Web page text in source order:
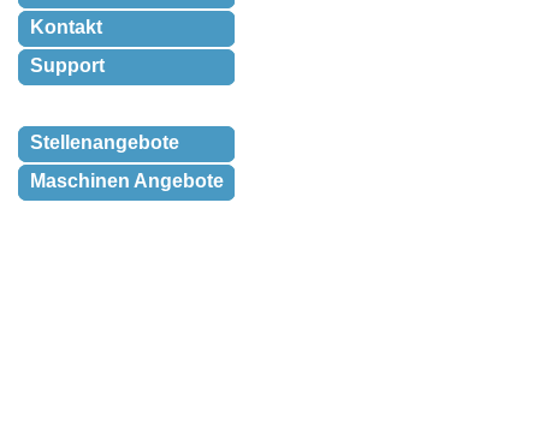
Kontakt
Support
Stellenangebote
Maschinen Angebote